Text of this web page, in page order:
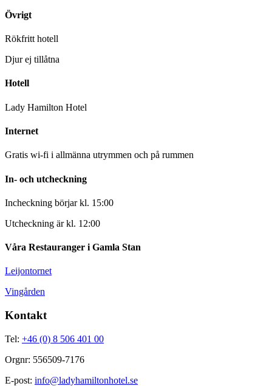
Övrigt
Rökfritt hotell
Djur ej tillåtna
Hotell
Lady Hamilton Hotel
Internet
Gratis wi-fi i allmänna utrymmen och på rummen
In- och utcheckning
Incheckning börjar kl. 15:00
Utcheckning är kl. 12:00
Våra Restauranger i Gamla Stan
Leijontornet
Vingården
Kontakt
Tel: +46 (0) 8 506 401 00
Orgnr: 556509-7176
E-post: info@ladyhamiltonhotel.se